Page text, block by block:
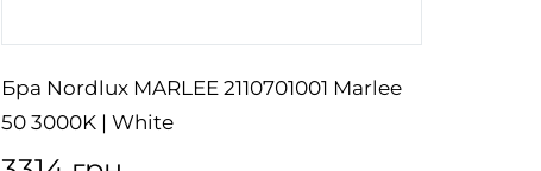
Бра Nordlux MARLEE 2110701001 Marlee
50 3000K | White